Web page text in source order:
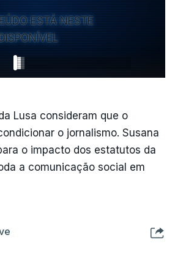
ESTÁ NESTE
Lusa consideram que o
o jornalismo. Susana
o impacto dos estatutos da
a comunicação social em